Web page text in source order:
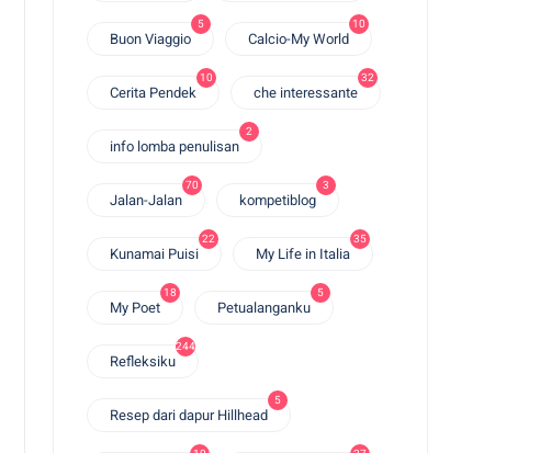
Buon Viaggio
5
Calcio-My World
10
Cerita Pendek
10
che interessante
32
info lomba penulisan
2
Jalan-Jalan
70
kompetiblog
3
Kunamai Puisi
22
My Life in Italia
35
My Poet
18
Petualanganku
5
Refleksiku
244
Resep dari dapur Hillhead
5